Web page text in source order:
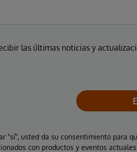
las últimas noticias y
"sí", usted da su consentimiento para
con productos y eventos